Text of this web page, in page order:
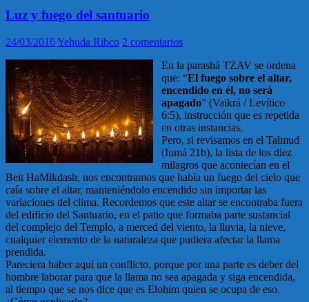
Luz y fuego del santuario
24/03/2016Yehuda Ribco 2 comentarios
En la parashá TZAV se ordena
que: “El fuego sobre el altar,
encendido en él, no será
apagado” (Vaikrá / Levítico
6:5), instrucción que es repetida
en otras instancias.
Pero, si revisamos en el Talmud
(Iumá 21b), la lista de los diez
milagros que acontecían en el
Beit HaMikdash, nos encontramos que había un fuego del cielo que
caía sobre el altar, manteniéndolo encendido sin importar las
variaciones del clima. Recordemos que este altar se encontraba fuera
del edificio del Santuario, en el patio que formaba parte sustancial
del complejo del Templo, a merced del viento, la lluvia, la nieve,
cualquier elemento de la naturaleza que pudiera afectar la llama
prendida.
Pareciera haber aquí un conflicto, porque por una parte es deber del
hombre laborar para que la llama no sea apagada y siga encendida,
al tiempo que se nos dice que es Elohim quien se ocupa de eso.